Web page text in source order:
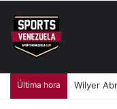
Última hora Wilyer